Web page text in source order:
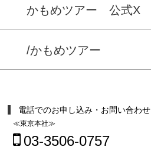
かもめツアー 公式X
/かもめツアー
電話でのお申し込み・お問い合わせ
≪東京本社≫
03-3506-0757